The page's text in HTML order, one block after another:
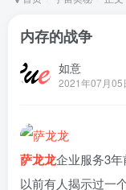
内存的战争
如意
2021年07月05
萨龙龙企业服务3年
以前有人揭示过一